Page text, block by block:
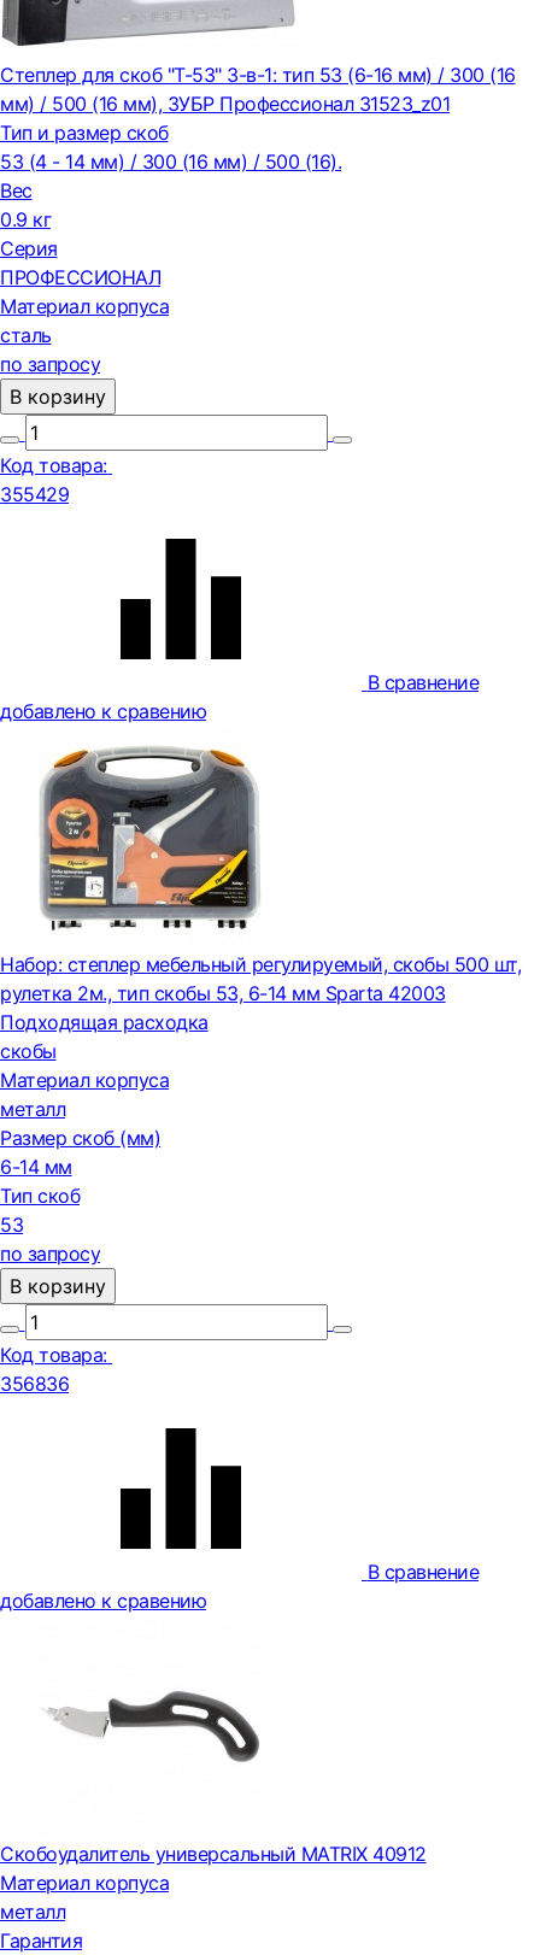
Степлер для скоб "T-53" 3-в-1: тип 53 (6-16 мм) / 300 (16
мм) / 500 (16 мм), ЗУБР Профессионал 31523_z01
Тип и размер скоб
53 (4 - 14 мм) / 300 (16 мм) / 500 (16).
Вес
0.9 кг
Серия
ПРОФЕССИОНАЛ
Материал корпуса
сталь
по запросу
В корзину
Код товара:
355429
В сравнение
добавлено к сравению
Набор: степлер мебельный регулируемый, скобы 500 шт,
рулетка 2м., тип скобы 53, 6-14 мм Sparta 42003
Подходящая расходка
скобы
Материал корпуса
металл
Размер скоб (мм)
6-14 мм
Тип скоб
53
по запросу
В корзину
Код товара:
356836
В сравнение
добавлено к сравению
Скобоудалитель универсальный MATRIX 40912
Материал корпуса
металл
Гарантия